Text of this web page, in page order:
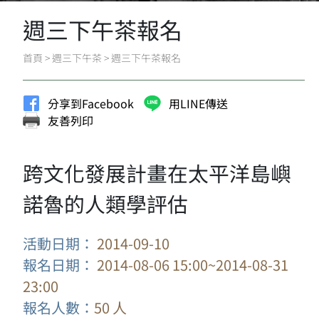
週三下午茶報名
首頁 >週三下午茶 >週三下午茶報名
分享到Facebook
用LINE傳送
友善列印
跨文化發展計畫在太平洋島嶼
諾魯的人類學評估
活動日期： 2014-09-10
報名日期： 2014-08-06 15:00~2014-08-31
23:00
報名人數： 50 人